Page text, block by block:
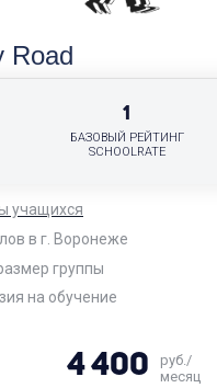
Road
учащихся
в г. Воронеже
группы
на обучение
1
БАЗОВЫЙ РЕЙТИНГ
SCHOOLRATE
4 400
руб./
месяц